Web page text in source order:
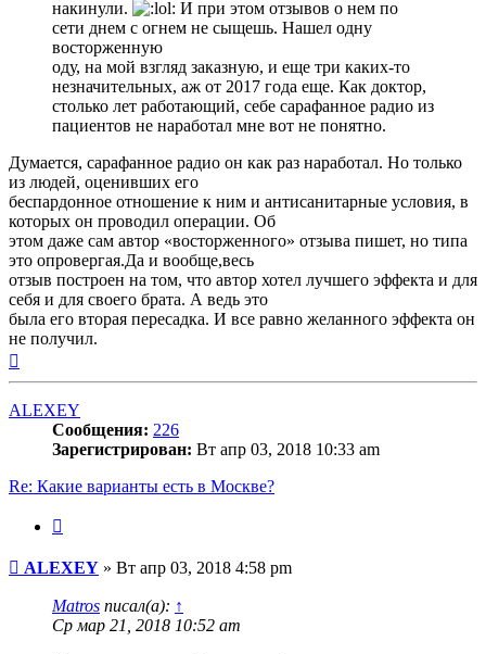
накинули.
И при этом отзывов о нем по
сети днем с огнем не сыщешь. Нашел одну
восторженную
оду, на мой взгляд заказную, и еще три каких-то
незначительных, аж от 2017 года еще. Как доктор,
столько лет работающий, себе сарафанное радио из
пациентов не наработал мне вот не понятно.
Думается, сарафанное радио он как раз наработал. Но только
из людей, оценивших его
беспардонное отношение к ним и антисанитарные условия, в
которых он проводил операции. Об
этом даже сам автор «восторженного» отзыва пишет, но типа
это опровергая.Да и вообще,весь
отзыв построен на том, что автор хотел лучшего эффекта и для
себя и для своего брата. А ведь это
была его вторая пересадка. И все равно желанного эффекта он
не получил.
ALEXEY
Сообщения: 226
Зарегистрирован: Вт апр 03, 2018 10:33 am
Re: Какие варианты есть в Москве?
Сообщение
ALEXEY » Вт апр 03, 2018 4:58 pm
Matros писал(а): ↑
Ср мар 21, 2018 10:52 am